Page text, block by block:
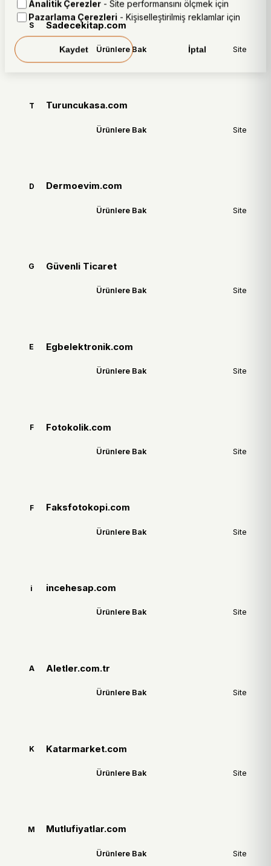
S Sadecekitap.com
Ürünlere Bak Site
T Turuncukasa.com
Ürünlere Bak Site
D Dermoevim.com
Ürünlere Bak Site
G Güvenli Ticaret
Ürünlere Bak Site
E Egbelektronik.com
Ürünlere Bak Site
F Fotokolik.com
Ürünlere Bak Site
F Faksfotokopi.com
Ürünlere Bak Site
i incehesap.com
Ürünlere Bak Site
A Aletler.com.tr
Ürünlere Bak Site
K Katarmarket.com
Ürünlere Bak Site
M Mutlufiyatlar.com
Ürünlere Bak Site
Analitik Çerezler - Site performansını ölçmek için
Pazarlama Çerezleri - Kişiselleştirilmiş reklamlar için
Kaydet İptal